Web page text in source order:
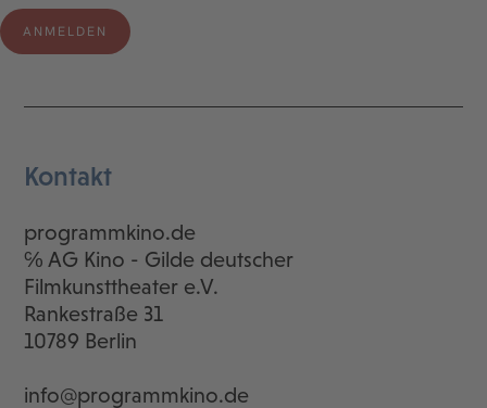
Kontakt
programmkino.de
℅ AG Kino - Gilde deutscher
Filmkunsttheater e.V.
Rankestraße 31
10789 Berlin
info@programmkino.de